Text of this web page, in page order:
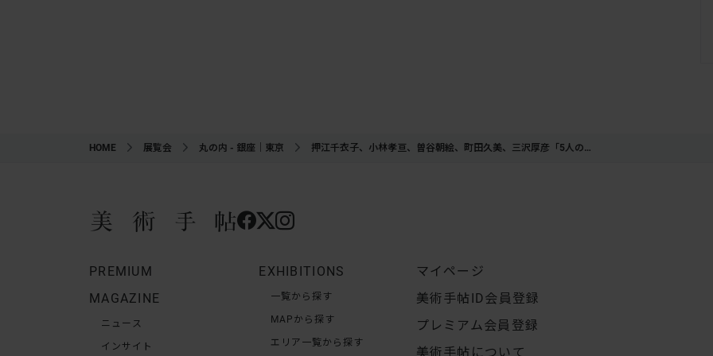
HOME 展覧会 丸の内 - 銀座｜東京 押江千衣子、小林孝亘、曽谷朝絵、町田久美、三沢厚彦「5人の…
PREMIUM
MAGAZINE
ニュース
インサイト
EXHIBITIONS
一覧から探す
MAPから探す
エリア一覧から探す
マイページ
美術手帖ID会員登録
プレミアム会員登録
美術手帖について